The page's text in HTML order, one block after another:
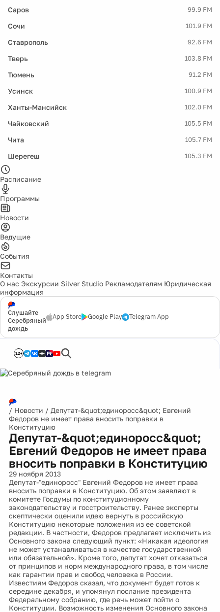
Саров 99.9 FM
Сочи 101.9 FM
Ставрополь 92.6 FM
Тверь 103.8 FM
Тюмень 91.2 FM
Усинск 100.9 FM
Ханты-Мансийск 102.0 FM
Чайковский 105.5 FM
Чита 105.7 FM
Шерегеш 105.3 FM
Расписание
Программы
Новости
Ведущие
События
Контакты
О нас Экскурсии Silver Studio Рекламодателям Юридическая
информация
Слушайте
Серебряный
дождь
App Store Google Play Telegram App
12+
/ Новости / Депутат-&quot;единоросс&quot; Евгений
Федоров не имеет права вносить поправки в
Конституцию
Депутат-&quot;единоросс&quot;
Евгений Федоров не имеет права
вносить поправки в Конституцию
29 ноября 2013
Депутат-"единоросс" Евгений Федоров не имеет права
вносить поправки в Конституцию. Об этом заявляют в
комитете Госдумы по конституционному
законодательству и госстроительству. Ранее эксперты
скептически оценили идею вернуть в российскую
Конституцию некоторые положения из ее советской
редакции. В частности, Федоров предлагает исключить из
Основного закона следующий пункт: «Никакая идеология
не может устанавливаться в качестве государственной
или обязательной». Кроме того, депутат хочет отказаться
от принципов и норм международного права, в том числе
как гарантии прав и свобод человека в России.
Известиям Федоров сказал, что документ будет готов к
середине декабря, и упомянул послание президента
Федеральному собранию, где речь может пойти о
Конституции. Возможность изменения Основного закона